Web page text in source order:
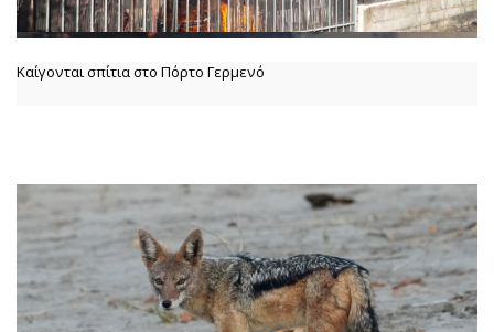
Καίγονται σπίτια στο Πόρτο Γερμενό